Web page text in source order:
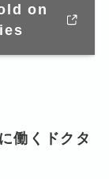
on
働くドクタ